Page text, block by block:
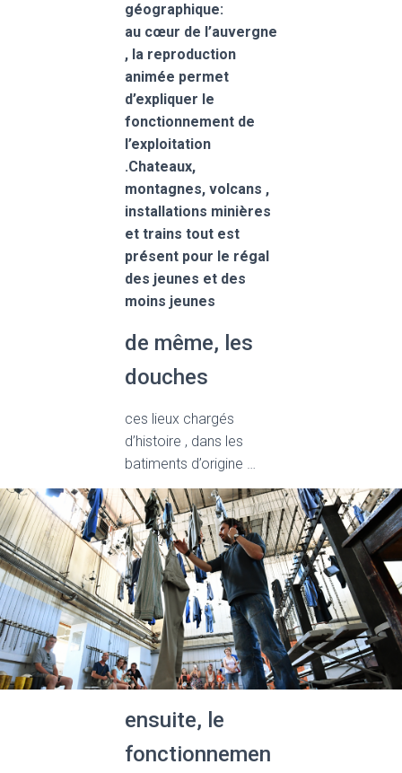
géographique:
au cœur de l’auvergne
, la reproduction
animée permet
d’expliquer le
fonctionnement de
l’exploitation
.Chateaux,
montagnes, volcans ,
installations minières
et trains tout est
présent pour le régal
des jeunes et des
moins jeunes
de même, les
douches
ces lieux chargés
d’histoire , dans les
batiments d’origine …
ensuite, le
fonctionnemen